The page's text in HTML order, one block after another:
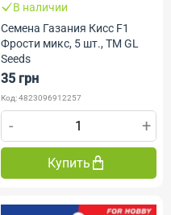
В наличии
Семена Газания Кисс F1
Фрости микс, 5 шт., ТМ GL
Seeds
35 грн
Код: 4823096912257
- +
Купить